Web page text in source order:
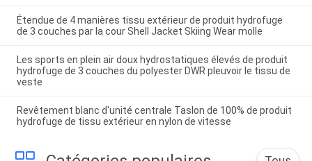
Étendue de 4 manières tissu extérieur de produit hydrofuge
de 3 couches par la cour Shell Jacket Skiing Wear molle
Les sports en plein air doux hydrostatiques élevés de produit
hydrofuge de 3 couches du polyester DWR pleuvoir le tissu de
veste
Revêtement blanc d'unité centrale Taslon de 100% de produit
hydrofuge de tissu extérieur en nylon de vitesse